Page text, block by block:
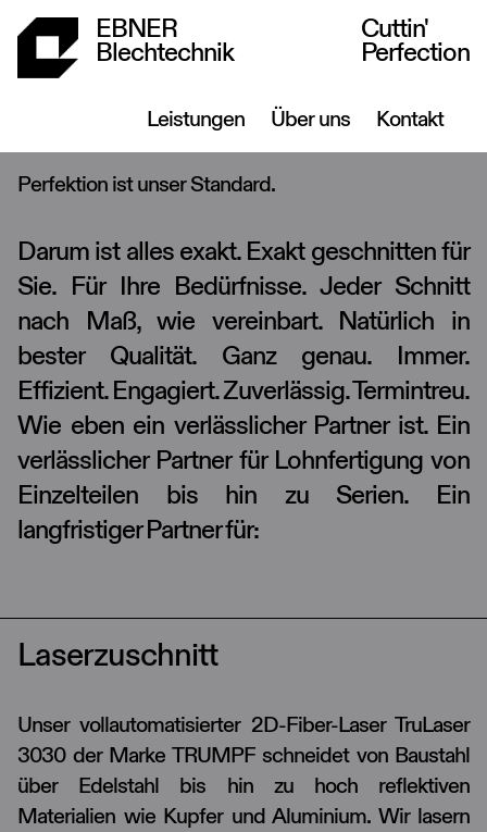
EBNER
Blechtechnik
Cuttin'
Perfection
Leistungen Über uns Kontakt
Perfektion ist unser Standard.
Darum ist alles exakt. Exakt geschnitten für
Sie. Für Ihre Bedürfnisse. Jeder Schnitt
nach Maß, wie vereinbart. Natürlich in
bester Qualität. Ganz genau. Immer.
Effizient. Engagiert. Zuverlässig. Termintreu.
Wie eben ein verlässlicher Partner ist. Ein
verlässlicher Partner für Lohnfertigung von
Einzelteilen bis hin zu Serien. Ein
langfristiger Partner für:
Laserzuschnitt
Unser vollautomatisierter 2D-Fiber-Laser TruLaser
3030 der Marke TRUMPF schneidet von Baustahl
über Edelstahl bis hin zu hoch reflektiven
Materialien wie Kupfer und Aluminium. Wir lasern